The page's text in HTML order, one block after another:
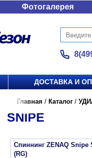
Фотогалерея
ДОСТАВКА И
Главная / Каталог /
SNIPE
Спиннинг ZENAQ Snipe
(RG)